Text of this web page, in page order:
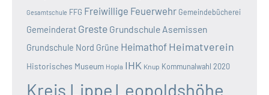
Gesamtschule FFG Freiwillige Feuerwehr Gemeindebücherei
Gemeinderat Greste Grundschule Asemissen
Grundschule Nord Grüne Heimathof Heimatverein
Historisches Museum Hopla IHK Knup Kommunalwahl 2020
Kreis Lippe Leopoldshöhe